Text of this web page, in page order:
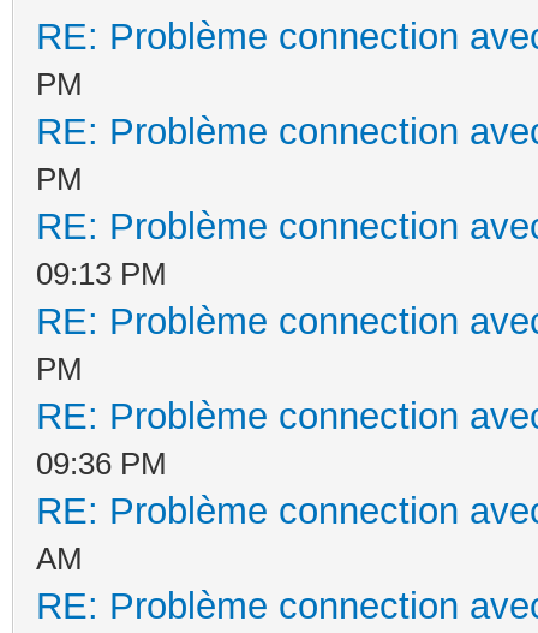
RE: Problème connection
PM
RE: Problème connection
PM
RE: Problème connection
09:13 PM
RE: Problème connection
PM
RE: Problème connection
09:36 PM
RE: Problème connection
AM
RE: Problème connection